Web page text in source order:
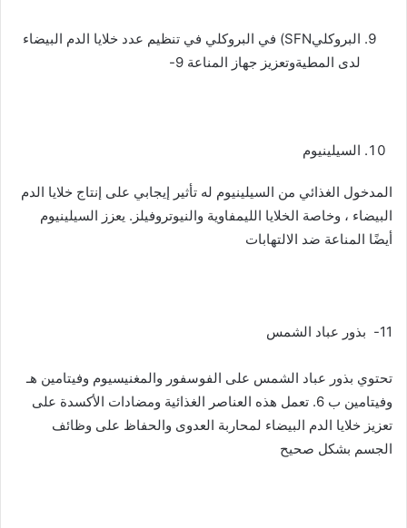
البروكليSFN) في البروكلي في تنظيم عدد خلايا الدم البيضاء
لدى المطيةوتعزيز جهاز المناعة 9-
السيلينيوم
المدخول الغذائي من السيلينيوم له تأثير إيجابي على إنتاج خلايا الدم
البيضاء ، وخاصة الخلايا الليمفاوية والنيوتروفيلز. يعزز السيلينيوم
أيضًا المناعة ضد الالتهابات
11- بذور عباد الشمس
تحتوي بذور عباد الشمس على الفوسفور والمغنيسيوم وفيتامين هـ
وفيتامين ب 6. تعمل هذه العناصر الغذائية ومضادات الأكسدة على
تعزيز خلايا الدم البيضاء لمحاربة العدوى والحفاظ على وظائف
الجسم بشكل صحيح